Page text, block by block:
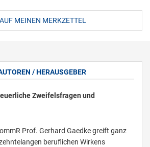
AUF MEINEN MERKZETTEL
/ HERAUSGEBER
Zweifelsfragen und
Prof. Gerhard Gaedke greift ganz
beruflichen Wirkens